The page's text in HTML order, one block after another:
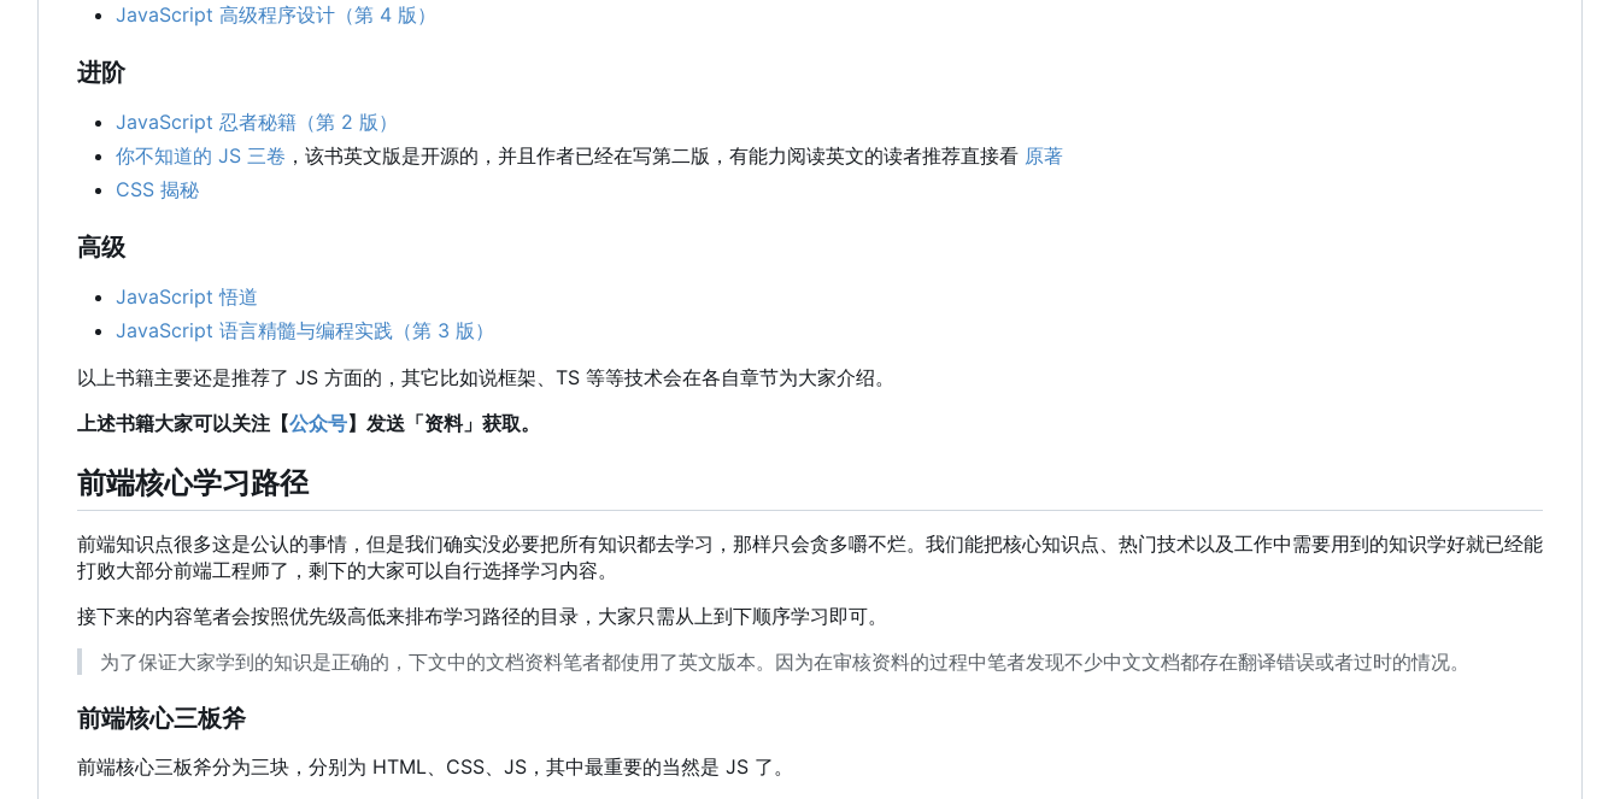
JavaScript 高级程序设计（第 4 版）
进阶
JavaScript 忍者秘籍（第 2 版）
你不知道的 JS 三卷 ，该书英文版是开源的，并且作者已经在写第二版，有能力阅读英文的读者推荐直接看 原著
CSS 揭秘
高级
JavaScript 悟道
JavaScript 语言精髓与编程实践（第 3 版）
以上书籍主要还是推荐了 JS 方面的 ， 其它比如说框架、TS 等等技术会在各自章节为大家介绍。
上述书籍大家可以关注【公众号】发送「资料」获取。
前端核心学习路径
前端知识点很多这是公认的事情，但是我们确实没必要把所有知识都去学习，那样只会贪多嚼不烂。我们能把核心知识点、热门技术以及工作中需要用到的知识学好就已经能
打败大部分前端工程师了，剩下的大家可以自行选择学习内容。
接下来的内容笔者会按照优先级高低来排布学习路径的目录，大家只需从上到下顺序学习即可。
为了保证大家学到的知识是正确的，下文中的文档资料笔者都使用了英文版本。因为在审核资料的过程中笔者发现不少中文文档都存在翻译错误或者过时的情况。
前端核心三板斧
前端核心三板斧分为三块，分别为 HTML、CSS、JS ， 其中最重要的当然是 JS 了。